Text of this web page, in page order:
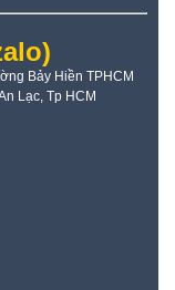
Bảy Hiền TPHCM
Lạc, Tp HCM